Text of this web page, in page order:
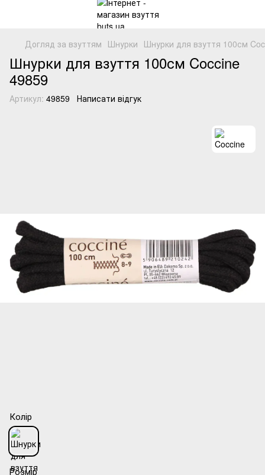
Догляд за взуттям Шнурки Шнурки для взуття 100см
Шнурки для взуття 100см Coccine
49859
Артикул: 49859 Написати відгук
Колір
Розмір